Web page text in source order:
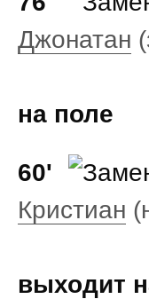
Джонатан
на поле
60'
Кристиан
выходит